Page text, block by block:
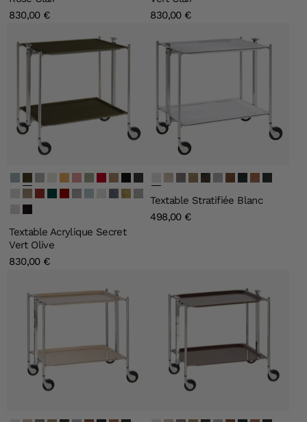
830,00 €
830,00 €
Secret Bleu ClairSecret Vert OliveSecret Argent
Secret Ivoire
Secret Or Secret Rose ClairSecret Vert ClairSecret Carmine
Secret Quartz
Lin NoirLin Gris
Lin BlancLin Naturel
Lin Bourgogne
Lin Vert Emeraude
Lin Bordeau
Lin Gris Souris
Lin Bleu Gris GivréPerle NoireOld GoldOld Silver
Blanc
Noir
Textable Acrylique Secret
Vert Olive
830,00 €
blancbouleau
wenge
chêne clairchêne foncégris métalloupe foncée
noirorme
Textable Stratifiée Blanc
498,00 €